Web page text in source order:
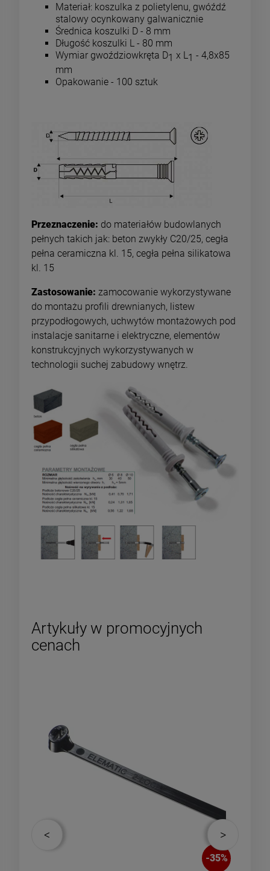
Materiał: koszulka z polietylenu, gwóźdź
stalowy ocynkowany galwanicznie
Średnica koszulki D - 8 mm
Długość koszulki L - 80 mm
Wymiar gwoździowkręta D1 x L 1 - 4,8x85
mm
Opakowanie - 100 sztuk
Przeznaczenie: do materiałów budowlanych
pełnych takich jak: beton zwykły C20/25, cegła
pełna ceramiczna kl. 15, cegła pełna silikatowa
kl. 15
Zastosowanie: zamocowanie wykorzystywane
do montażu profili drewnianych, listew
przypodłogowych, uchwytów montażowych pod
instalacje sanitarne i elektryczne, elementów
konstrukcyjnych wykorzystywanych w
technologii suchej zabudowy wnętrz.
Artykuły w promocyjnych
cenach
-35%